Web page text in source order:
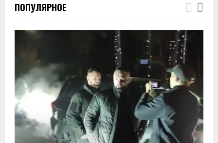
u
y
o
u
u
b
ПОПУЛЯРНОЕ